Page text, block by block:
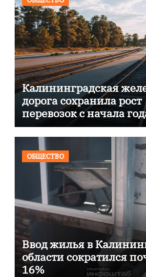
Калининградская
дорога сохранила рост
перевозок с начала
ОБЩЕСТВО
Ввод жилья в
области сократился
16%